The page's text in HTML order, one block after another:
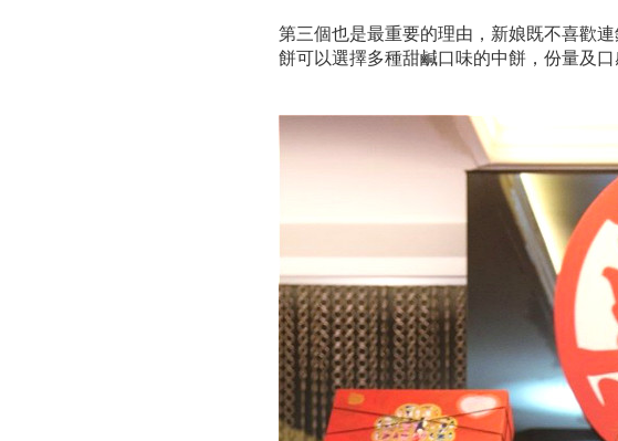
第三個也是最重要的理由，新娘既不喜歡
餅可以選擇多種甜鹹口味的中餅，份量及